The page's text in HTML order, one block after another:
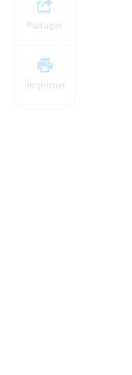
Partager
Imprimer